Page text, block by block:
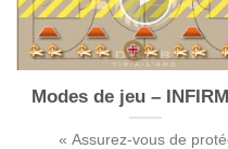
Modes de jeu –
« Assurez-vous de